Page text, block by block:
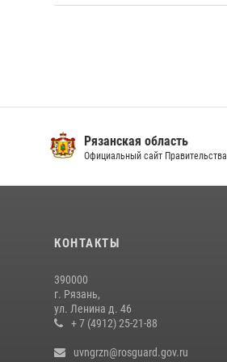
Рязанская область
Официальный сайт Правительства
КОНТАКТЫ
390000
г. Рязань,
ул. Ленина д. 46
+ 7 (4912) 25-21-88
uvngrzn@rosguard.gov.ru